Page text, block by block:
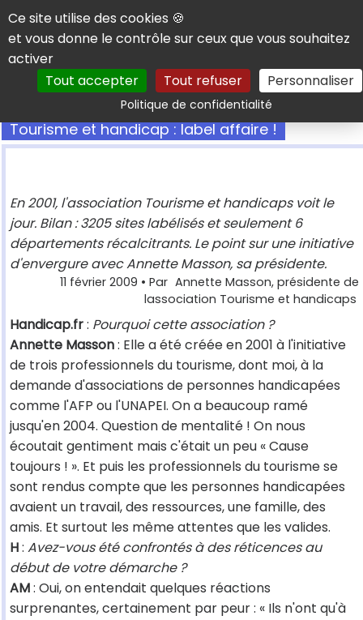
Panneau de gestion des cookies
Ce site utilise des cookies 🍪
et vous donne le contrôle sur ceux que vous souhaitez
activer
Tout accepter
Tout refuser Personnaliser
Politique de confidentialitéRechercher
Tourisme et handicap : label affaire !
En 2001, l'association Tourisme et handicaps voit le
jour. Bilan : 3205 sites labélisés et seulement 6
départements récalcitrants. Le point sur une initiative
d'envergure avec Annette Masson, sa présidente.
11 février 2009 • Par Annette Masson, présidente de
lassociation Tourisme et handicaps
Handicap.fr: Pourquoi cette association ?
Annette Masson: Elle a été créée en 2001 à l'initiative
de trois professionnels du tourisme, dont moi, à la
demande d'associations de personnes handicapées
comme l'AFP ou l'UNAPEI. On a beaucoup ramé
jusqu'en 2004. Question de mentalité ! On nous
écoutait gentiment mais c'était un peu « Cause
toujours ! ». Et puis les professionnels du tourisme se
sont rendus compte que les personnes handicapées
avaient un travail, des ressources, une famille, des
amis. Et surtout les même attentes que les valides.
H: Avez-vous été confrontés à des réticences au
début de votre démarche ?
AM: Oui, on entendait quelques réactions
surprenantes, certainement par peur : « Ils n'ont qu'à